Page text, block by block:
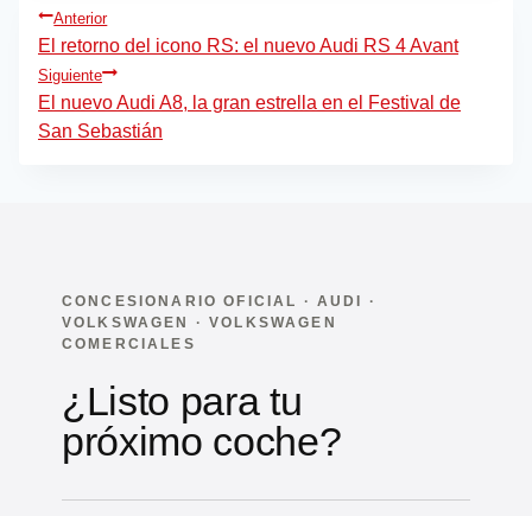
Navegación
de
entradas
Anterior
El retorno del icono RS: el nuevo Audi RS 4 Avant
Siguiente
El nuevo Audi A8, la gran estrella en el Festival de
San Sebastián
CONCESIONARIO OFICIAL · AUDI ·
VOLKSWAGEN · VOLKSWAGEN
COMERCIALES
¿Listo para tu
próximo coche?